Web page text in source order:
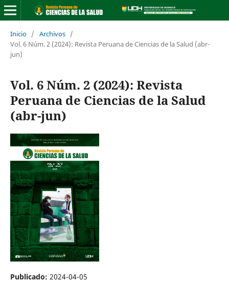
Inicio / Archivos /
Vol. 6 Núm. 2 (2024): Revista Peruana de Ciencias de la Salud (abr-
jun)
Vol. 6 Núm. 2 (2024): Revista
Peruana de Ciencias de la Salud
(abr-jun)
Publicado: 2024-04-05